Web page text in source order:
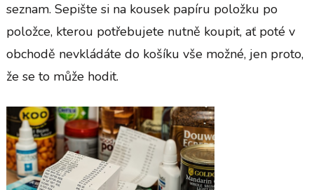
seznam. Sepište si na kousek papíru položku po
položce, kterou potřebujete nutně koupit, ať poté v
obchodě nevkládáte do košíku vše možné, jen proto,
že se to může hodit.